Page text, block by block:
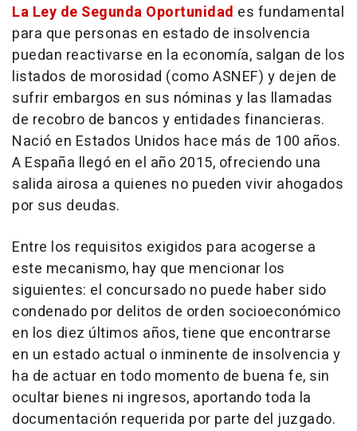
La Ley de Segunda Oportunidad es fundamental
para que personas en estado de insolvencia
puedan reactivarse en la economía, salgan de los
listados de morosidad (como ASNEF) y dejen de
sufrir embargos en sus nóminas y las llamadas
de recobro de bancos y entidades financieras.
Nació en Estados Unidos hace más de 100 años.
A España llegó en el año 2015, ofreciendo una
salida airosa a quienes no pueden vivir ahogados
por sus deudas.
Entre los requisitos exigidos para acogerse a
este mecanismo, hay que mencionar los
siguientes: el concursado no puede haber sido
condenado por delitos de orden socioeconómico
en los diez últimos años, tiene que encontrarse
en un estado actual o inminente de insolvencia y
ha de actuar en todo momento de buena fe, sin
ocultar bienes ni ingresos, aportando toda la
documentación requerida por parte del juzgado.